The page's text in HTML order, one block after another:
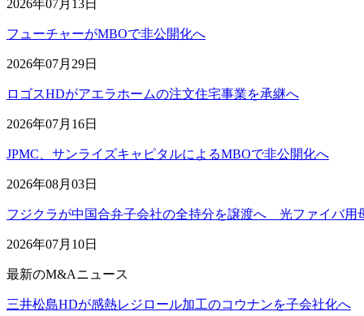
2026年07月13日
フューチャーがMBOで非公開化へ
2026年07月29日
ロゴスHDがアエラホームの注文住宅事業を承継へ
2026年07月16日
JPMC、サンライズキャピタルによるMBOで非公開化へ
2026年08月03日
フジクラが中国合弁子会社の全持分を譲渡へ 光ファイバ
2026年07月10日
最新のM&Aニュース
三井松島HDが感熱レジロール加工のコウナンを子会社化へ